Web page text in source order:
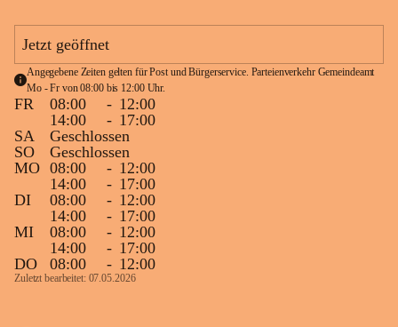
Jetzt geöffnet
Angegebene Zeiten gelten für Post und Bürgerservice. Parteienverkehr Gemeindeamt
Mo - Fr von 08:00 bis 12:00 Uhr.
FR 08:00 - 12:00
14:00
- 17:00
SA
Geschlossen
SO
Geschlossen
MO 08:00 - 12:00
14:00
- 17:00
DI
08:00 - 12:00
14:00
- 17:00
MI
08:00 - 12:00
14:00
- 17:00
DO
08:00 - 12:00
Zuletzt bearbeitet: 07.05.2026